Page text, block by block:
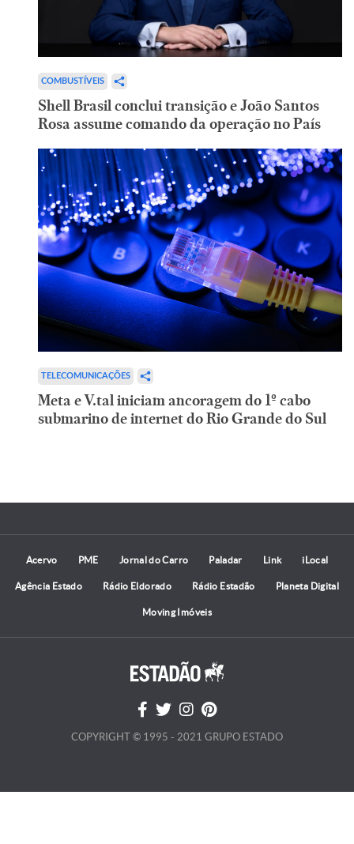
COMBUSTÍVEIS
Shell Brasil conclui transição e João Santos
Rosa assume comando da operação no País
TELECOMUNICAÇÕES
Meta e V.tal iniciam ancoragem do 1º cabo
submarino de internet do Rio Grande do Sul
Acervo PME Jornal do Carro Paladar Link iLocal
Agência Estado Rádio Eldorado Rádio Estadão Planeta Digital
Moving Imóveis
COPYRIGHT © 1995 - 2021 GRUPO ESTADO